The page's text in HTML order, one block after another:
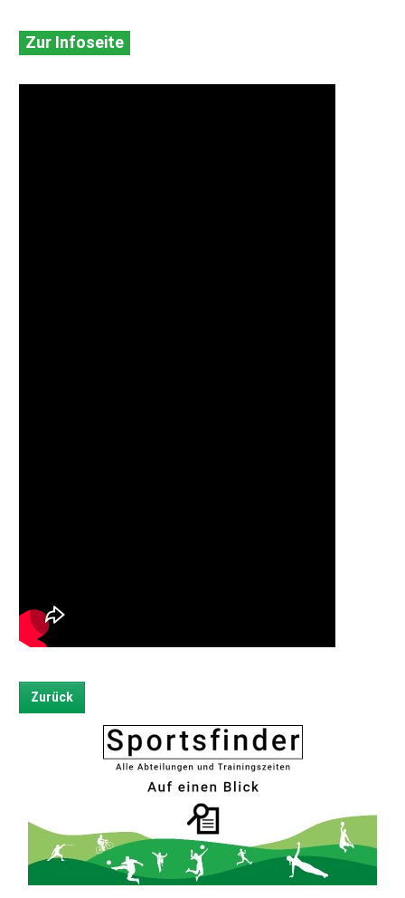
Zur Infoseite
Zurück